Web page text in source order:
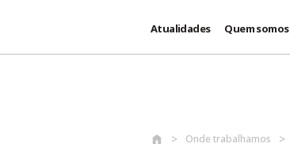
Atualidades Quem somos
Onde trabalhamos